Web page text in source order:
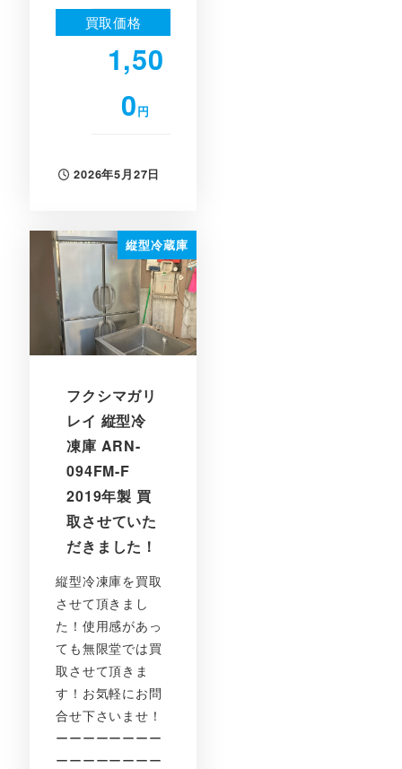
買取価格
1,50
0円
投稿日
2026年5月27日
縦型冷蔵庫
フクシマガリ
レイ 縦型冷
凍庫 ARN-
094FM-F
2019年製 買
取させていた
だきました！
縦型冷凍庫を買取
させて頂きまし
た！使用感があっ
ても無限堂では買
取させて頂きま
す！お気軽にお問
合せ下さいませ！
ーーーーーーーー
ーーーーーーーー